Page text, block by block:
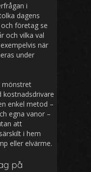
i
dagens
företag se
och vilka val
när
under
mönstret
enkel metod –
egna vanor –
att
i hem
eller elvärme.
på